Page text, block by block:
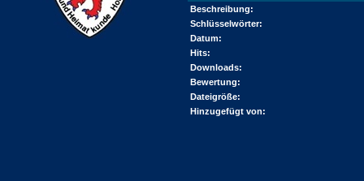
Beschreibung:
Schlüsselwörter:
Datum:
Hits:
Downloads:
Bewertung:
Dateigröße:
Hinzugefügt von: